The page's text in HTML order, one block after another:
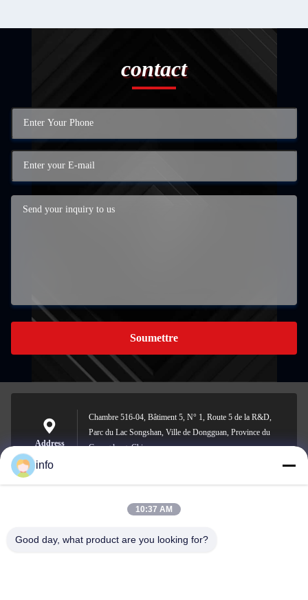
contact
Soumettre
Address
Chambre 516-04, Bâtiment 5, N° 1, Route 5 de la R&D,
Parc du Lac Songshan, Ville de Dongguan, Province du
Guangdong, Chine
info@gdpowerplus.com
info
10:37 AM
Good day, what product are you looking for?